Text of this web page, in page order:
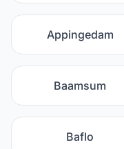
Appingedam
Baamsum
Baflo